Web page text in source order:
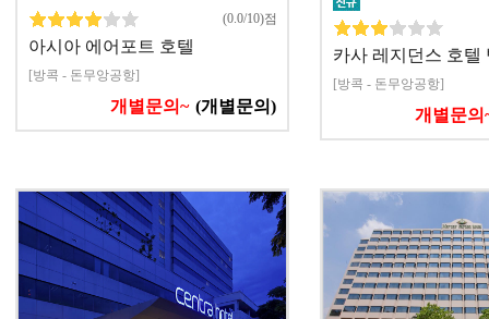
(0.0/10)점
아시아 에어포트 호텔
[방콕 - 돈무앙공항]
개별문의~ (개별문의)
카사 레지던스 호
[방콕 - 돈무앙공항]
개별문의